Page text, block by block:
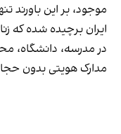
موجود، بر این باورند
ایران برچیده شده که
در مدرسه، دانشگاه،
مدارک هویتی بدون